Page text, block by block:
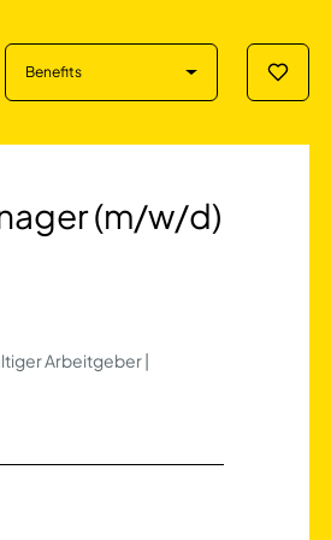
Benefits
(m/
(m/w/d)
Arbeitgeber |